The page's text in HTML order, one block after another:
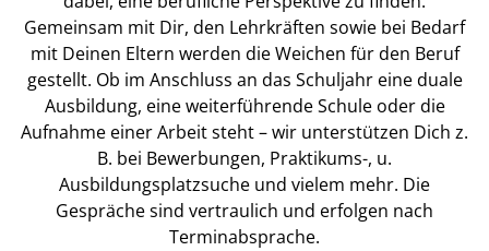
Gemeinsam mit Dir, den Lehrkräften sowie bei Bedarf
mit Deinen Eltern werden die Weichen für den Beruf
gestellt. Ob im Anschluss an das Schuljahr eine duale
Ausbildung, eine weiterführende Schule oder die
Aufnahme einer Arbeit steht – wir unterstützen Dich z.
B. bei Bewerbungen, Praktikums-, u.
Ausbildungsplatzsuche und vielem mehr. Die
Gespräche sind vertraulich und erfolgen nach
Terminabsprache.